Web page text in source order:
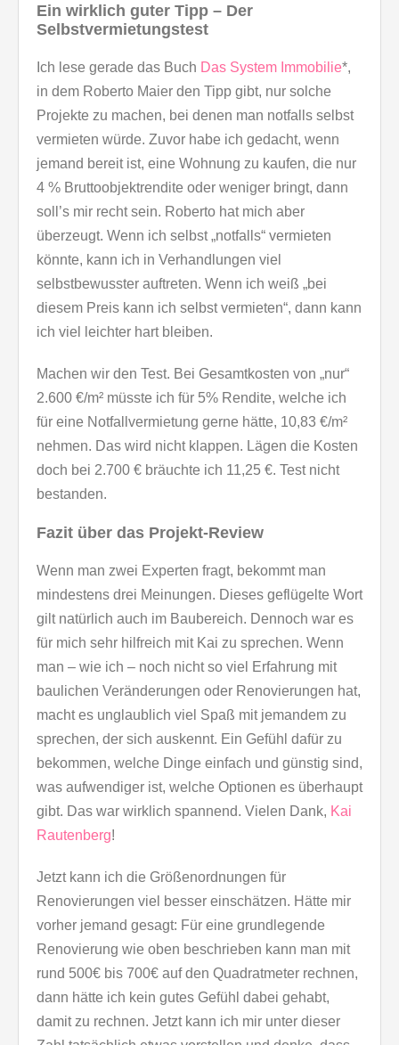
Ein wirklich guter Tipp – Der
Selbstvermietungstest
Ich lese gerade das Buch Das System Immobilie*,
in dem Roberto Maier den Tipp gibt, nur solche
Projekte zu machen, bei denen man notfalls selbst
vermieten würde. Zuvor habe ich gedacht, wenn
jemand bereit ist, eine Wohnung zu kaufen, die nur
4 % Bruttoobjektrendite oder weniger bringt, dann
soll’s mir recht sein. Roberto hat mich aber
überzeugt. Wenn ich selbst „notfalls“ vermieten
könnte, kann ich in Verhandlungen viel
selbstbewusster auftreten. Wenn ich weiß „bei
diesem Preis kann ich selbst vermieten“, dann kann
ich viel leichter hart bleiben.
Machen wir den Test. Bei Gesamtkosten von „nur“
2.600 €/m² müsste ich für 5% Rendite, welche ich
für eine Notfallvermietung gerne hätte, 10,83 €/m²
nehmen. Das wird nicht klappen. Lägen die Kosten
doch bei 2.700 € bräuchte ich 11,25 €. Test nicht
bestanden.
Fazit über das Projekt-Review
Wenn man zwei Experten fragt, bekommt man
mindestens drei Meinungen. Dieses geflügelte Wort
gilt natürlich auch im Baubereich. Dennoch war es
für mich sehr hilfreich mit Kai zu sprechen. Wenn
man – wie ich – noch nicht so viel Erfahrung mit
baulichen Veränderungen oder Renovierungen hat,
macht es unglaublich viel Spaß mit jemandem zu
sprechen, der sich auskennt. Ein Gefühl dafür zu
bekommen, welche Dinge einfach und günstig sind,
was aufwendiger ist, welche Optionen es überhaupt
gibt. Das war wirklich spannend. Vielen Dank, Kai
Rautenberg!
Jetzt kann ich die Größenordnungen für
Renovierungen viel besser einschätzen. Hätte mir
vorher jemand gesagt: Für eine grundlegende
Renovierung wie oben beschrieben kann man mit
rund 500€ bis 700€ auf den Quadratmeter rechnen,
dann hätte ich kein gutes Gefühl dabei gehabt,
damit zu rechnen. Jetzt kann ich mir unter dieser